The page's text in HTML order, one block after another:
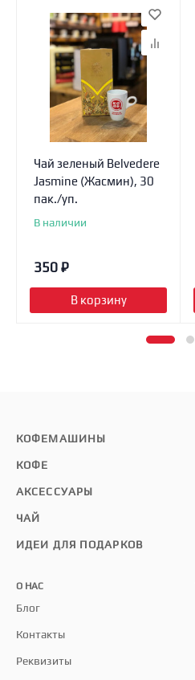
Чай зеленый Belvedere
Jasmine (Жасмин), 30
пак./уп.
В наличии
350 ₽
В корзину
КОФЕМАШИНЫ
КОФЕ
АКСЕССУАРЫ
ЧАЙ
ИДЕИ ДЛЯ ПОДАРКОВ
О НАС
Блог
Контакты
Реквизиты